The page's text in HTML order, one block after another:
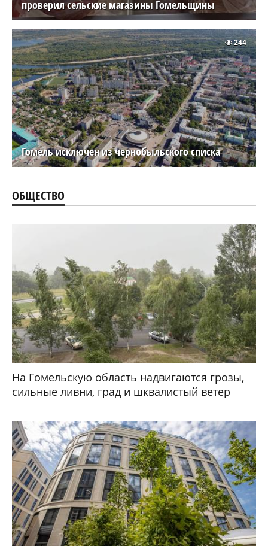
проверил сельские магазины Гомельщины
Гомель исключен из чернобыльского списка
244
ОБЩЕСТВО
На Гомельскую область надвигаются грозы,
сильные ливни, град и шквалистый ветер